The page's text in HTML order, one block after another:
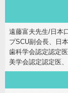
遠藤富夫先生/日本
プSCU副会長、日
歯科学会認定認定
美学会認定認定医